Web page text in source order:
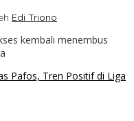
Edi Triono
kembali menembus